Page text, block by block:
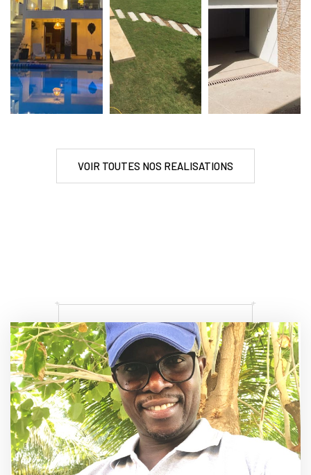
VOIR TOUTES NOS REALISATIONS